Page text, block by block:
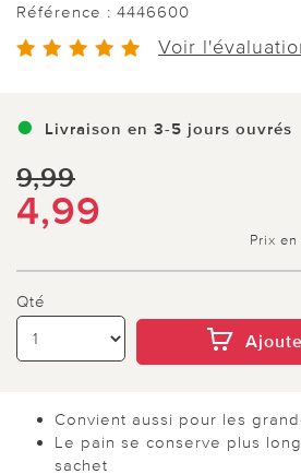
Référence : 4446600
Voir
Livraison en 3-5 jours ouvrés
9,99
4,99
Prix
Qté
Convient aussi pour les
Le pain se conserve plus
sachet